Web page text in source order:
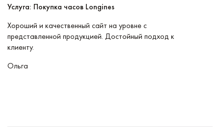
Услуга: Покупка часов Longines
Хороший и качественный сайт на уровне с
представленной продукцией. Достойный подход к
клиенту.
Ольга